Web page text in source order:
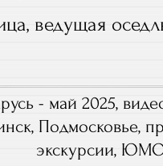
ведущая
- май 2025,
, Подмосковье,
экскурсии,